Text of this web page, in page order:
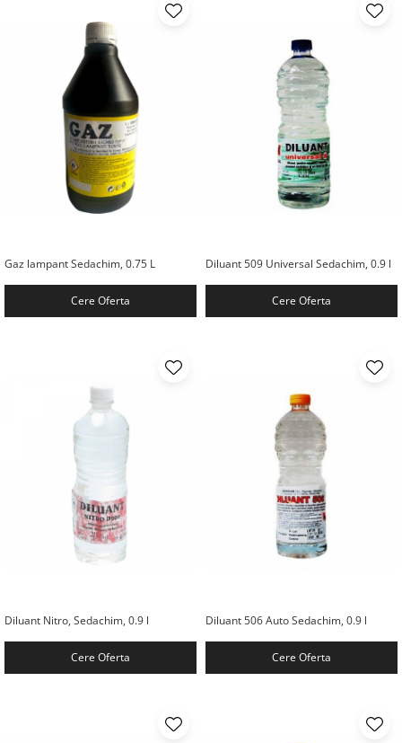
Gaz lampant Sedachim, 0.75 L
Cere Oferta
Diluant 509 Universal Sedachim, 0.9 l
Cere Oferta
Diluant Nitro, Sedachim, 0.9 l
Cere Oferta
Diluant 506 Auto Sedachim, 0.9 l
Cere Oferta